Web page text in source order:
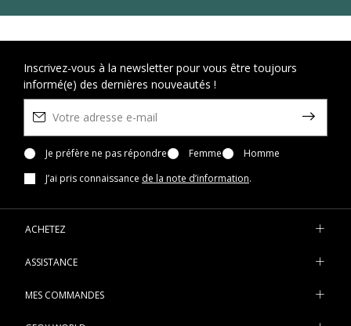
Inscrivez-vous à la newsletter pour vous être toujours
informé(e) des dernières nouveautés !
Je préfère ne pas répondre Femme
Homme
J’ai pris connaissance de la note d’information.
ACHETEZ
ASSISTANCE
MES COMMANDES